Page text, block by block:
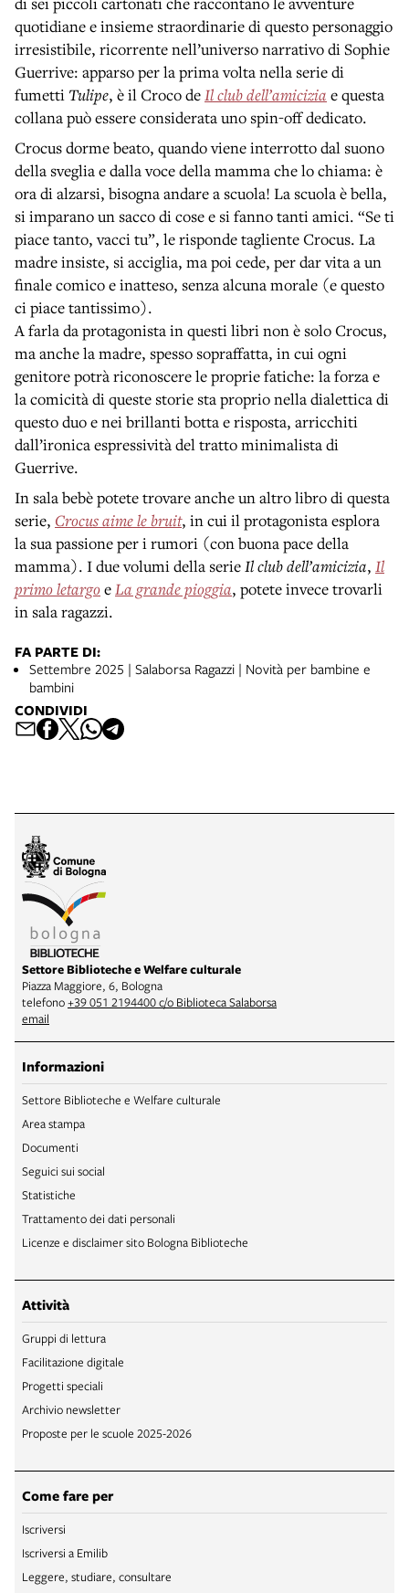
quotidiane e insieme straordinarie di questo personaggio
irresistibile, ricorrente nell’universo narrativo di Sophie
Guerrive: apparso per la prima volta nella serie di
fumetti Tulipe, è il Croco deIl club dell’amicizia e questa
collana può essere considerata uno spin-off dedicato.
Crocus dorme beato, quando viene interrotto dal suono
della sveglia e dalla voce della mamma che lo chiama: è
ora di alzarsi, bisogna andare a scuola! La scuola è bella,
si imparano un sacco di cose e si fanno tanti amici. “Se ti
piace tanto, vacci tu”, le risponde tagliente Crocus. La
madre insiste, si acciglia, ma poi cede, per dar vita a un
finale comico e inatteso, senza alcuna morale (e questo
ci piace tantissimo).
A farla da protagonista in questi libri non è solo Crocus,
ma anche la madre, spesso sopraffatta, in cui ogni
genitore potrà riconoscere le proprie fatiche: la forza e
la comicità di queste storie sta proprio nella dialettica di
questo duo e nei brillanti botta e risposta, arricchiti
dall’ironica espressività del tratto minimalista di
Guerrive.
In sala bebè potete trovare anche un altro libro di questa
serie, Crocus aime le bruit, in cui il protagonista esplora
la sua passione per i rumori (con buona pace della
mamma). I due volumi della serieIl club dell’amicizia, Il
primo letargoeLa grande pioggia, potete invece trovarli
in sala ragazzi.
FA PARTE DI:
Settembre 2025 | Salaborsa Ragazzi | Novità per bambine e
bambini
CONDIVIDI
Settore Biblioteche e Welfare culturale
Piazza Maggiore, 6, Bologna
telefono+39 051 2194400 c/o Biblioteca Salaborsa
email
Informazioni
Settore Biblioteche e Welfare culturale
Area stampa
Documenti
Seguici sui social
Statistiche
Trattamento dei dati personali
Licenze e disclaimer sito Bologna Biblioteche
Attività
Gruppi di lettura
Facilitazione digitale
Progetti speciali
Archivio newsletter
Proposte per le scuole 2025-2026
Come fare per
Iscriversi
Iscriversi a Emilib
Leggere, studiare, consultare